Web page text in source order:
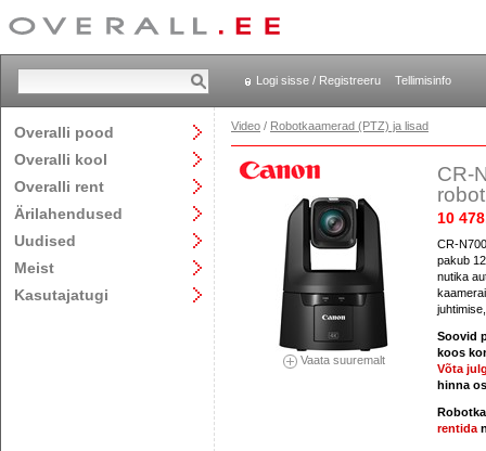
Logi sisse / Registreeru Tellimisinfo
Overalli pood
Overalli kool
Overalli rent
Ärilahendused
Uudised
Meist
Kasutajatugi
Video / Robotkaamerad (PTZ) ja lisad
Vaata suuremalt
CR-
10
CR-
pakub
nutika
Soovid
koos
Võta
hinna
rentida